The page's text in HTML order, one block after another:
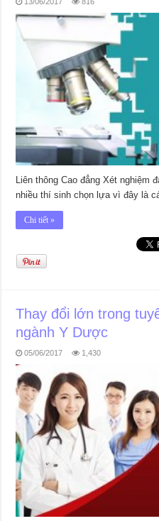
Liên thông Cao đẳng Xét
nhiều thí sinh chọn lựa vì đây là
Chi tiết »
Thay đổi lớn trong
ngành Y Dược
05/06/2017 1,430